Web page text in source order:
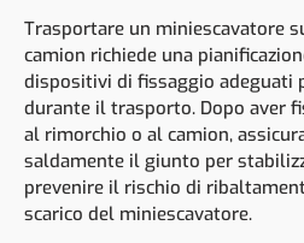
Trasportare un miniescavatore
camion richiede una
dispositivi di fissaggio adeguati
durante il trasporto. Dopo aver
al rimorchio o al camion,
saldamente il giunto per
prevenire il rischio di
scarico del miniescavatore.